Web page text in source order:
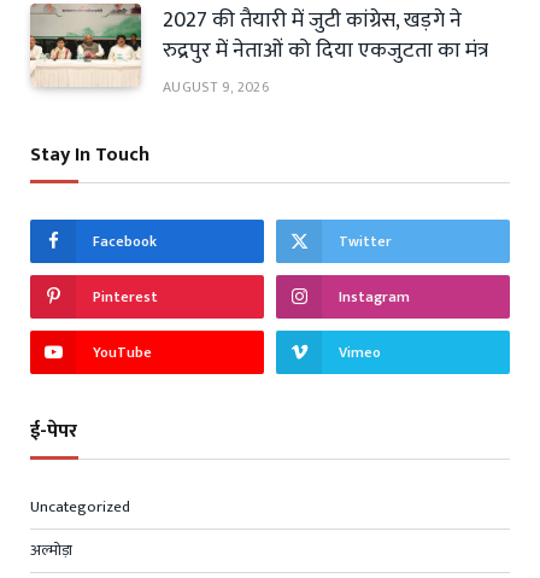
2027 की तैयारी में जुटी कांग्रेस, खड़गे ने
रुद्रपुर में नेताओं को दिया एकजुटता का मंत्र
AUGUST 9, 2026
Stay In Touch
Facebook Twitter
Pinterest Instagram
YouTube Vimeo
ई-पेपर
Uncategorized
अल्मोड़ा